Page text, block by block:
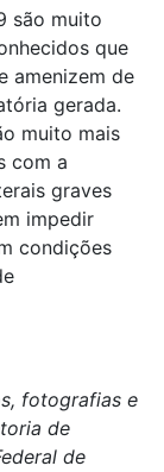
são muito
que
amenizem de
gerada.
muito mais
com a
graves
impedir
condições
fotografias e
de
de